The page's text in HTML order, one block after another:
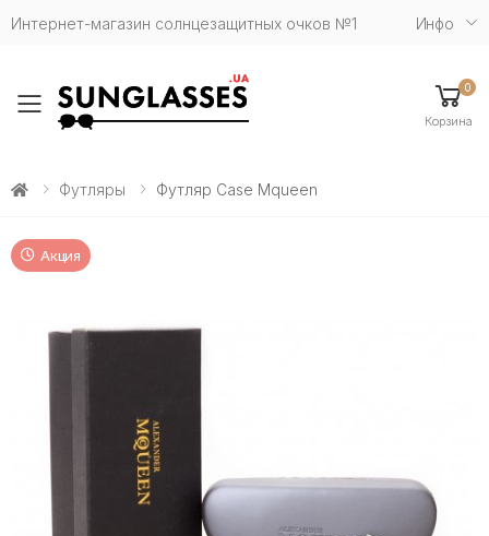
Интернет-магазин солнцезащитных очков №1 Инфо
Toggle mobile menu
0
Корзина
Футляры Футляр Case Mqueen
Акция